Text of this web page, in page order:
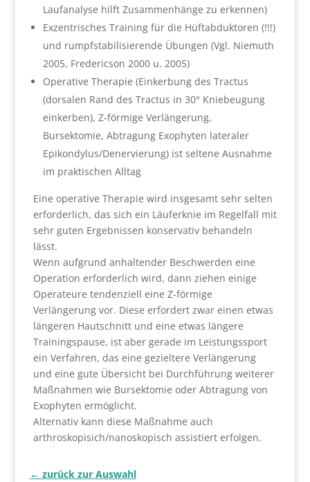
Laufanalyse hilft Zusammenhänge zu erkennen)
Exzentrisches Training für die Hüftabduktoren (!!!)
und rumpfstabilisierende Übungen (Vgl. Niemuth
2005, Fredericson 2000 u. 2005)
Operative Therapie (Einkerbung des Tractus
(dorsalen Rand des Tractus in 30° Kniebeugung
einkerben), Z-förmige Verlängerung,
Bursektomie, Abtragung Exophyten lateraler
Epikondylus/Denervierung) ist seltene Ausnahme
im praktischen Alltag
Eine operative Therapie wird insgesamt sehr selten
erforderlich, das sich ein Läuferknie im Regelfall mit
sehr guten Ergebnissen konservativ behandeln
lässt.
Wenn aufgrund anhaltender Beschwerden eine
Operation erforderlich wird, dann ziehen einige
Operateure tendenziell eine Z-förmige
Verlängerung vor. Diese erfordert zwar einen etwas
längeren Hautschnitt und eine etwas längere
Trainingspause, ist aber gerade im Leistungssport
ein Verfahren, das eine gezieltere Verlängerung
und eine gute Übersicht bei Durchführung weiterer
Maßnahmen wie Bursektomie oder Abtragung von
Exophyten ermöglicht.
Alternativ kann diese Maßnahme auch
arthroskopisich/nanoskopisch assistiert erfolgen.
← zurück zur Auswahl